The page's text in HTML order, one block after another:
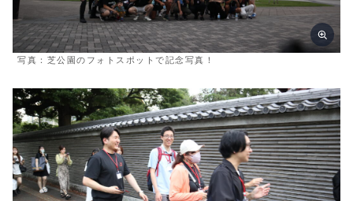
写真：芝公園のフォトスポットで記念写真！